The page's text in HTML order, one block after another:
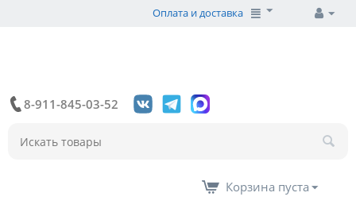
Оплата и доставка
8-911-845-03-52
Корзина пуста